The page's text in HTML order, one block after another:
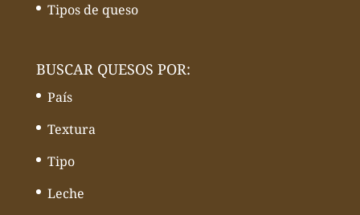
Tipos de queso
BUSCAR QUESOS POR:
País
Textura
Tipo
Leche